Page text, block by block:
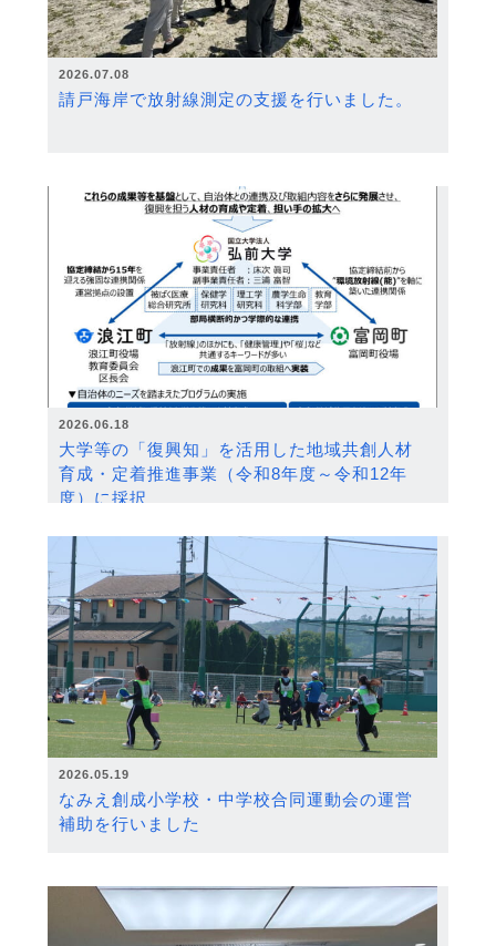
2026.07.08
請戸海岸で放射線測定の支援を行いました。
2026.06.18
大学等の「復興知」を活用した地域共創人材
育成・定着推進事業（令和8年度～令和12年
度）に採択
2026.05.19
なみえ創成小学校・中学校合同運動会の運営
補助を行いました